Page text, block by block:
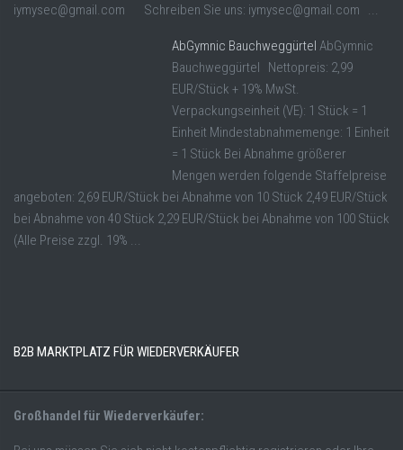
iymysec@gmail.com Schreiben Sie uns: iymysec@gmail.com ...
AbGymnic Bauchweggürtel AbGymnic
Bauchweggürtel Nettopreis: 2,99
EUR/Stück + 19% MwSt.
Verpackungseinheit (VE): 1 Stück = 1
Einheit Mindestabnahmemenge: 1 Einheit
= 1 Stück Bei Abnahme größerer
Mengen werden folgende Staffelpreise
angeboten: 2,69 EUR/Stück bei Abnahme von 10 Stück 2,49 EUR/Stück
bei Abnahme von 40 Stück 2,29 EUR/Stück bei Abnahme von 100 Stück
(Alle Preise zzgl. 19% ...
B2B MARKTPLATZ FÜR WIEDERVERKÄUFER
Großhandel für Wiederverkäufer: